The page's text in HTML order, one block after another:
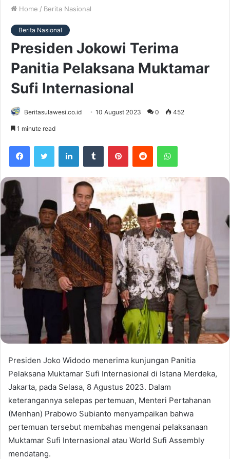
Home / Berita Nasional
Berita Nasional
Presiden Jokowi Terima
Panitia Pelaksana Muktamar
Sufi Internasional
Beritasulawesi.co.id 10 August 2023 0 452
1 minute read
Presiden Joko Widodo menerima kunjungan Panitia
Pelaksana Muktamar Sufi Internasional di Istana Merdeka,
Jakarta, pada Selasa, 8 Agustus 2023. Dalam
keterangannya selepas pertemuan, Menteri Pertahanan
(Menhan) Prabowo Subianto menyampaikan bahwa
pertemuan tersebut membahas mengenai pelaksanaan
Muktamar Sufi Internasional atau World Sufi Assembly
mendatang.